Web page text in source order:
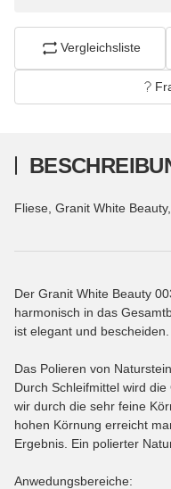
Vergleichsliste
Fliese, Granit White
Der Granit White Beauty
harmonisch in das
ist elegant und bescheiden.
Das Polieren von
Durch Schleifmittel wird
wir durch die sehr feine
hohen Körnung erreicht
Ergebnis. Ein polierter
Anwedungsbereiche: